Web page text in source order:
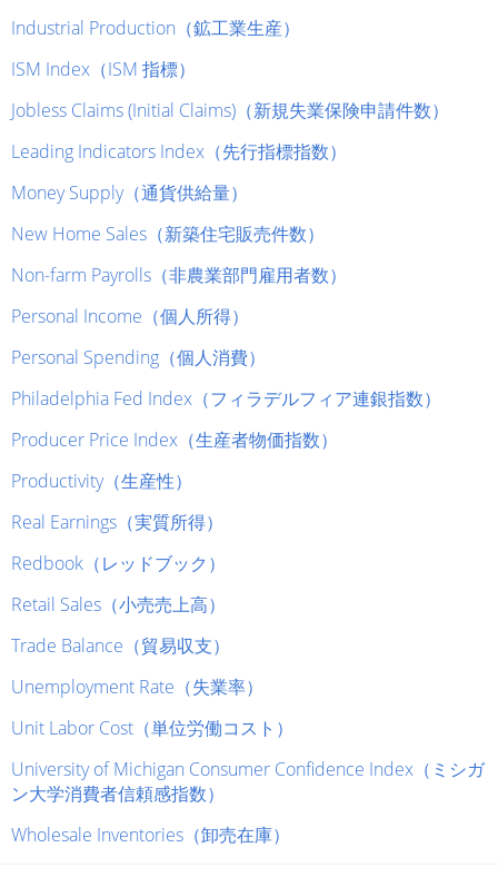
Industrial Production（鉱工業生産）
ISM Index（ISM 指標）
Jobless Claims (Initial Claims)（新規失業保険申請件数）
Leading Indicators Index（先行指標指数）
Money Supply（通貨供給量）
New Home Sales（新築住宅販売件数）
Non-farm Payrolls（非農業部門雇用者数）
Personal Income（個人所得）
Personal Spending（個人消費）
Philadelphia Fed Index（フィラデルフィア連銀指数）
Producer Price Index（生産者物価指数）
Productivity（生産性）
Real Earnings（実質所得）
Redbook（レッドブック）
Retail Sales（小売売上高）
Trade Balance（貿易収支）
Unemployment Rate（失業率）
Unit Labor Cost（単位労働コスト）
University of Michigan Consumer Confidence Index（ミシガ
ン大学消費者信頼感指数）
Wholesale Inventories（卸売在庫）